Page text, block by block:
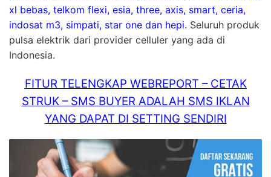
xl bebas, telkom flexi, esia, three, axis, smart, ceria,
indosat m3, simpati, star one dan hepi. Seluruh produk
pulsa elektrik dari provider celluler yang ada di
Indonesia.
FITUR TELENGKAP WEBREPORT – CETAK
STRUK – SMS BUYER ADALAH SMS IKLAN
YANG DAPAT DI SETTING SENDIRI